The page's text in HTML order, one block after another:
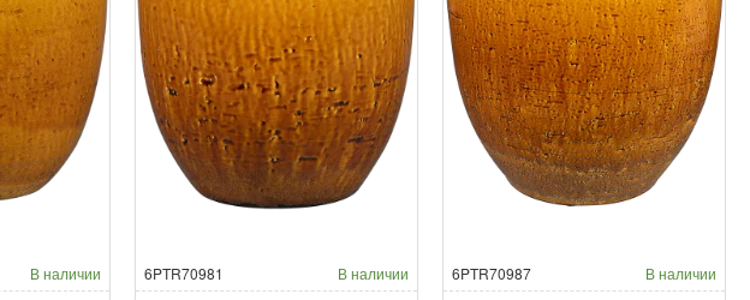
В наличии 6PTR70981 В наличии 6PTR70987 В наличии